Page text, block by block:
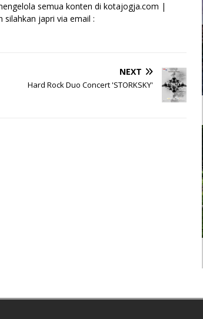
semua konten di kotajogja.com |
silahkan japri via email :
NEXT
Hard Rock Duo Concert 'STORKSKY'